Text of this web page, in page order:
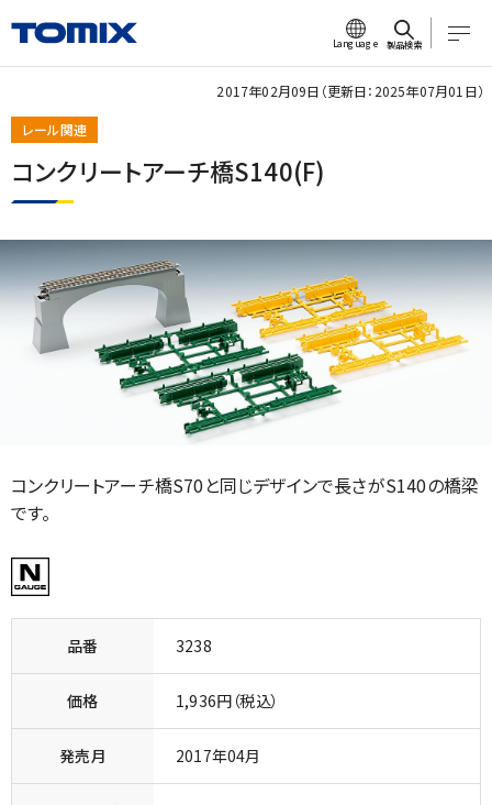
Language 製品検索
レール関連
コンクリートアーチ橋S140(F)
2017年02月09日（更新日：2025年07月01日）
コンクリートアーチ橋S70と同じデザインで長さがS140の橋梁
です。
品番 3238
価格 1,936円（税込）
発売月 2017年04月